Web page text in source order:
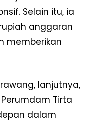
Selain itu, ia
anggaran
memberikan
lanjutnya,
Tirta
dalam